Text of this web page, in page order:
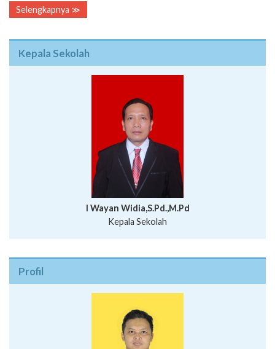
Selengkapnya ≫
Kepala Sekolah
I Wayan Widia,S.Pd.,M.Pd
Kepala Sekolah
Profil